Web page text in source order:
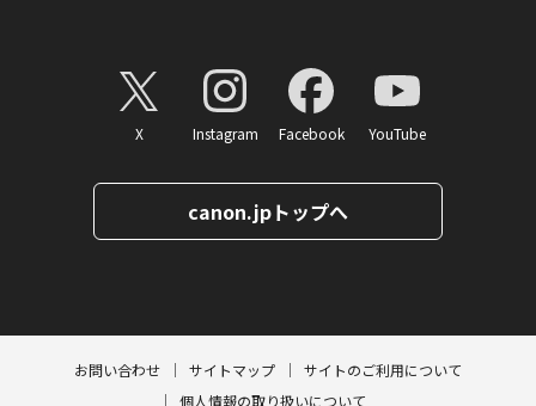
X Instagram Facebook YouTube
canon.jpトップへ
お問い合わせ サイトマップ
サイトのご利用について
個人情報の取り扱いについて